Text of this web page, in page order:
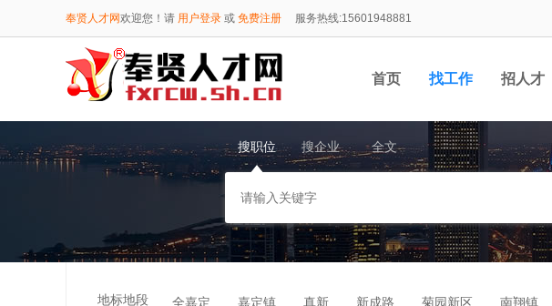
奉贤人才网欢迎您！请 用户登录 或 免费注册 服务热线:15601948881
首页 找工作 招人才
15601948881
搜职位 搜企业 全文
地标地段 全嘉定 嘉定镇 真新 新成路 菊园新区 南翔镇